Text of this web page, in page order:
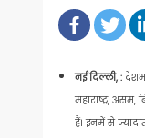
नई दिल्ली, :
महाराष्ट्र,
हैं। इनमें से